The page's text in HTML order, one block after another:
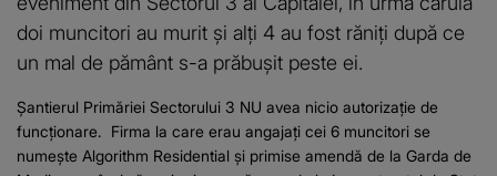
doi muncitori au murit și alți 4 au fost răniți după ce
un mal de pământ s-a prăbușit peste ei.
Șantierul Primăriei Sectorului 3 NU avea nicio autorizație de
funcționare. Firma la care erau angajați cei 6 muncitori se
numește Algorithm Residential și primise amendă de la Garda de